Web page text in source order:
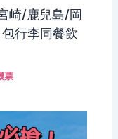
崎/鹿兒島/岡
行李同餐飲
票